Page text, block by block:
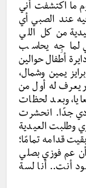
ما اكتشفت أني
عند الصبي أي
من كل اللي
لما جِه يحاسب
أطفال حوالين
يمين وشمال،
يعرف له أول من
وبعد لحظات
جدًا. انحشرت
وطلبت العيدية
قدامه تمامًا؛
أن عم فوزي بصلي
أنت.. أنا لسة